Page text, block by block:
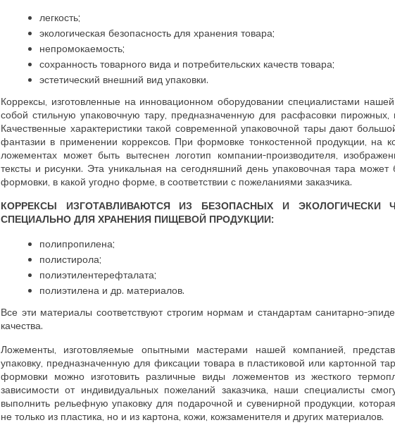
легкость;
экологическая безопасность для хранения товара;
непромокаемость;
сохранность товарного вида и потребительских качеств товара;
эстетический внешний вид упаковки.
Коррексы, изготовленные на инновационном оборудовании специалистами
собой стильную упаковочную тару, предназначенную для расфасовки пирожных,
Качественные характеристики такой современной упаковочной тары дают
фантазии в применении коррексов. При формовке тонкостенной продукции, на
ложементах может быть вытеснен логотип компании-производителя,
тексты и рисунки. Эта уникальная на сегодняшний день упаковочная тара
формовки, в какой угодно форме, в соответствии с пожеланиями заказчика.
КОРРЕКСЫ ИЗГОТАВЛИВАЮТСЯ ИЗ БЕЗОПАСНЫХ И ЭКОЛОГИЧЕСКИ
СПЕЦИАЛЬНО ДЛЯ ХРАНЕНИЯ ПИЩЕВОЙ ПРОДУКЦИИ:
полипропилена;
полистирола;
полиэтилентерефталата;
полиэтилена и др. материалов.
Все эти материалы соответствуют строгим нормам и стандартам санитарно-
качества.
Ложементы, изготовляемые опытными мастерами нашей компанией,
упаковку, предназначенную для фиксации товара в пластиковой или картонной
формовки можно изготовить различные виды ложементов из жесткого
зависимости от индивидуальных пожеланий заказчика, наши специалисты
выполнить рельефную упаковку для подарочной и сувенирной продукции,
не только из пластика, но и из картона, кожи, кожзаменителя и других материалов.